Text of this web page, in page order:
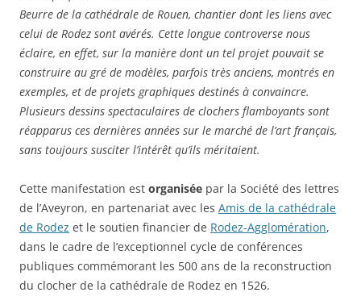
Beurre de la cathédrale de Rouen, chantier dont les liens avec
celui de Rodez sont avérés. Cette longue controverse nous
éclaire, en effet, sur la manière dont un tel projet pouvait se
construire au gré de modèles, parfois très anciens, montrés en
exemples, et de projets graphiques destinés à convaincre.
Plusieurs dessins spectaculaires de clochers flamboyants sont
réapparus ces dernières années sur le marché de l’art français,
sans toujours susciter l’intérêt qu’ils méritaient.
Cette manifestation est organisée par la Société des lettres
de l’Aveyron, en partenariat avec les Amis de la cathédrale
de Rodez et le soutien financier de Rodez-Agglomération,
dans le cadre de l’exceptionnel cycle de conférences
publiques commémorant les 500 ans de la reconstruction
du clocher de la cathédrale de Rodez en 1526.